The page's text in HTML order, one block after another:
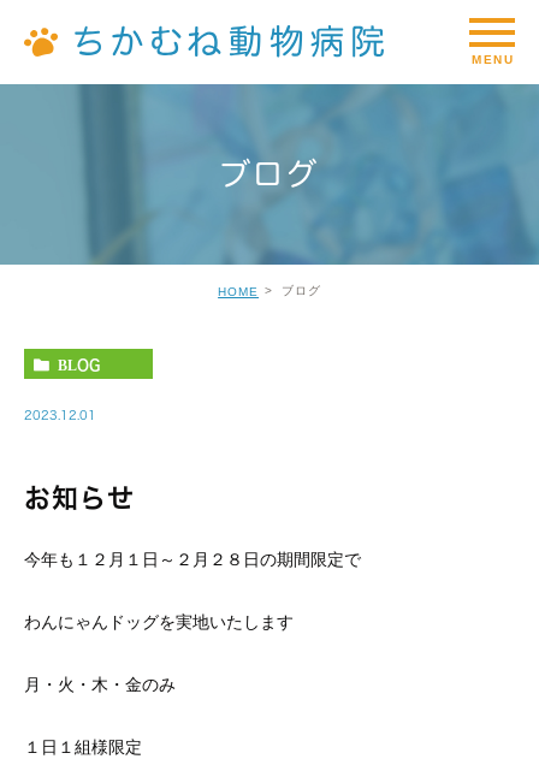
ブログ
HOME ブログ
BLOG
2023.12.01
お知らせ
今年も１２月１日～２月２８日の期間限定で
わんにゃんドッグを実地いたします
月・火・木・金のみ
１日１組様限定